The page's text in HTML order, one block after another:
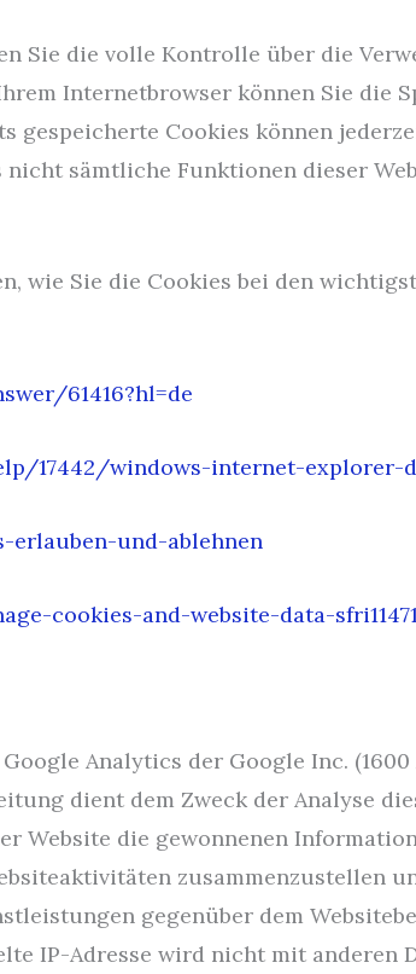
Sie die volle Kontrolle über die
Internetbrowser können Sie die
gespeicherte Cookies können
nicht sämtliche Funktionen dieser
wie Sie die Cookies bei den
61416?hl=de
17442/windows-internet-explorer-
und-ablehnen
cookies-and-website-data-
Analytics der Google Inc.
dient dem Zweck der Analyse
Website die gewonnenen
zusammenzustellen
gegenüber dem
IP-Adresse wird nicht mit anderen